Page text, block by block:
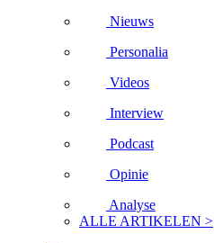
Nieuws
Personalia
Videos
Interview
Podcast
Opinie
Analyse
ALLE ARTIKELEN >